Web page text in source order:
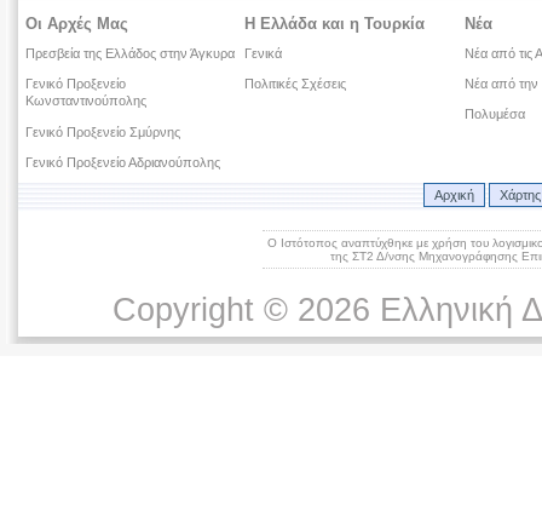
Οι Αρχές Μας
Πρεσβεία της Ελλάδος στην Άγκυρα
Γενικό Προξενείο
Κωνσταντινούπολης
Γενικό Προξενείο Σμύρνης
Γενικό Προξενείο Αδριανούπολης
Η Ελλάδα και η Τουρκία
Γενικά
Πολιτικές Σχέσεις
Νέα
Νέα από τις
Νέα από την
Πολυμέσα
Αρχική
Ο Ιστότοπος αναπτύχθηκε με χρήση του
της ΣΤ2 Δ/νσης Μηχανογράφησης
Copyright © 2026 Ελληνική